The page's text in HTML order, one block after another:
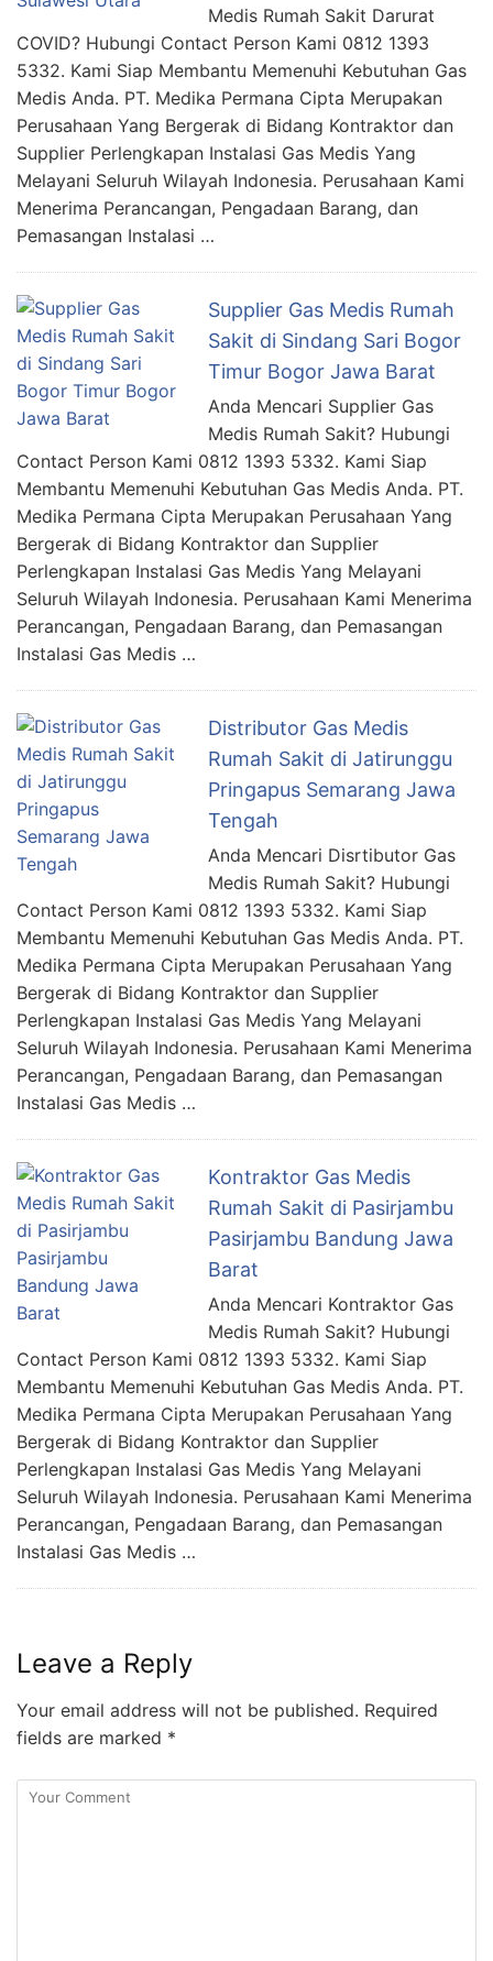
Medis Rumah Sakit Darurat
COVID? Hubungi Contact Person Kami 0812 1393
5332. Kami Siap Membantu Memenuhi Kebutuhan Gas
Medis Anda. PT. Medika Permana Cipta Merupakan
Perusahaan Yang Bergerak di Bidang Kontraktor dan
Supplier Perlengkapan Instalasi Gas Medis Yang
Melayani Seluruh Wilayah Indonesia. Perusahaan Kami
Menerima Perancangan, Pengadaan Barang, dan
Pemasangan Instalasi …
Supplier Gas Medis Rumah
Sakit di Sindang Sari Bogor
Timur Bogor Jawa Barat
Anda Mencari Supplier Gas
Medis Rumah Sakit? Hubungi
Contact Person Kami 0812 1393 5332. Kami Siap
Membantu Memenuhi Kebutuhan Gas Medis Anda. PT.
Medika Permana Cipta Merupakan Perusahaan Yang
Bergerak di Bidang Kontraktor dan Supplier
Perlengkapan Instalasi Gas Medis Yang Melayani
Seluruh Wilayah Indonesia. Perusahaan Kami Menerima
Perancangan, Pengadaan Barang, dan Pemasangan
Instalasi Gas Medis …
Distributor Gas Medis
Rumah Sakit di Jatirunggu
Pringapus Semarang Jawa
Tengah
Anda Mencari Disrtibutor Gas
Medis Rumah Sakit? Hubungi
Contact Person Kami 0812 1393 5332. Kami Siap
Membantu Memenuhi Kebutuhan Gas Medis Anda. PT.
Medika Permana Cipta Merupakan Perusahaan Yang
Bergerak di Bidang Kontraktor dan Supplier
Perlengkapan Instalasi Gas Medis Yang Melayani
Seluruh Wilayah Indonesia. Perusahaan Kami Menerima
Perancangan, Pengadaan Barang, dan Pemasangan
Instalasi Gas Medis …
Kontraktor Gas Medis
Rumah Sakit di Pasirjambu
Pasirjambu Bandung Jawa
Barat
Anda Mencari Kontraktor Gas
Medis Rumah Sakit? Hubungi
Contact Person Kami 0812 1393 5332. Kami Siap
Membantu Memenuhi Kebutuhan Gas Medis Anda. PT.
Medika Permana Cipta Merupakan Perusahaan Yang
Bergerak di Bidang Kontraktor dan Supplier
Perlengkapan Instalasi Gas Medis Yang Melayani
Seluruh Wilayah Indonesia. Perusahaan Kami Menerima
Perancangan, Pengadaan Barang, dan Pemasangan
Instalasi Gas Medis …
Leave a Reply
Your email address will not be published. Required
fields are marked *